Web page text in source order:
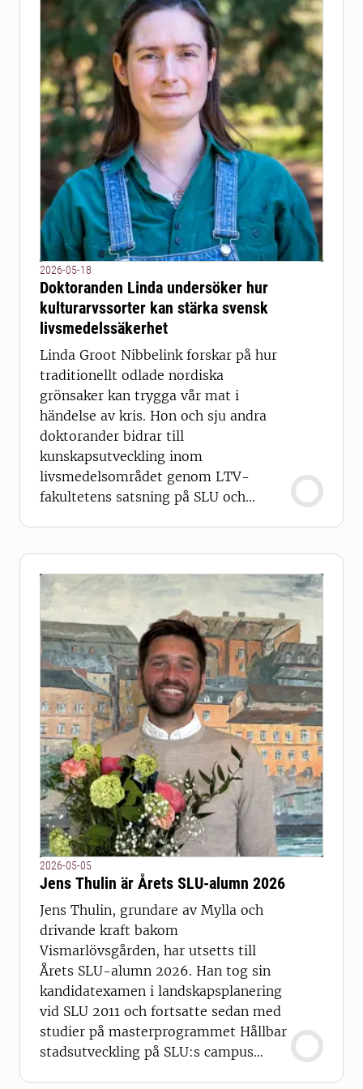
2026-05-18
Doktoranden Linda undersöker hur
kulturarvssorter kan stärka svensk
livsmedelssäkerhet
Linda Groot Nibbelink forskar på hur
traditionellt odlade nordiska
grönsaker kan trygga vår mat i
händelse av kris. Hon och sju andra
doktorander bidrar till
kunskapsutveckling inom
livsmedelsområdet genom LTV-
fakultetens satsning på SLU och
2026-05-05
Jens Thulin är Årets SLU-alumn 2026
Jens Thulin, grundare av Mylla och
drivande kraft bakom
Vismarlövsgården, har utsetts till
Årets SLU-alumn 2026. Han tog sin
kandidatexamen i landskapsplanering
vid SLU 2011 och fortsatte sedan med
studier på masterprogrammet Hållbar
stadsutveckling på SLU:s campus